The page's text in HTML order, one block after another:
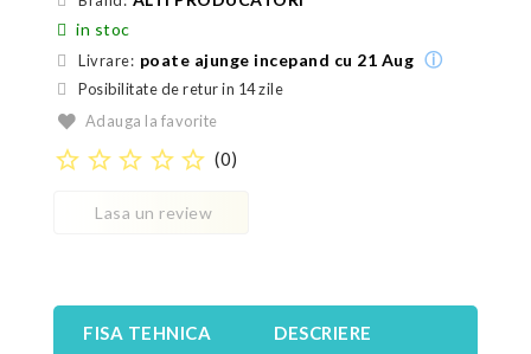
in stoc
Livrare: poate ajunge incepand cu 21 Aug ⓘ
Posibilitate de retur in 14 zile
Adauga la favorite
star_border star_border star_border star_border star_border (0)
Lasa un review
FISA TEHNICA DESCRIERE